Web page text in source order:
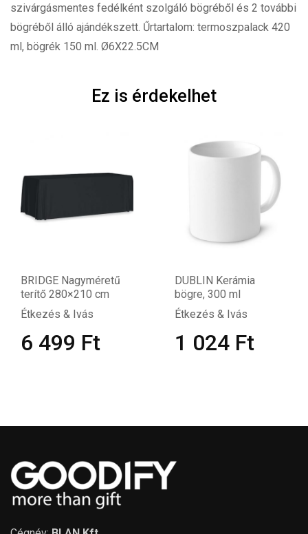
szivárgásmentes fedélként szolgáló bögréből és 2 további
bögréből álló ajándékszett. Űrtartalom: termoszpalack 420
ml, bögrék 150 ml. Ø6X22.5CM
Ez is érdekelhet
BRIDGE Nagyméretű
terítő 280×210 cm
Étkezés & Ivás
6 499 Ft
DUBLIN Kerámia
bögre, 300 ml
Étkezés & Ivás
1 024 Ft